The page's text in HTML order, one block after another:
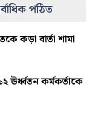
পঠিত
কড়া বার্তা শামা
ঊর্ধ্বতন কর্মকর্তাকে